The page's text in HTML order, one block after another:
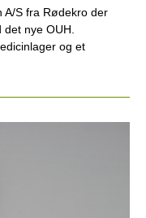
A/S fra Rødekro der
det nye OUH.
og et